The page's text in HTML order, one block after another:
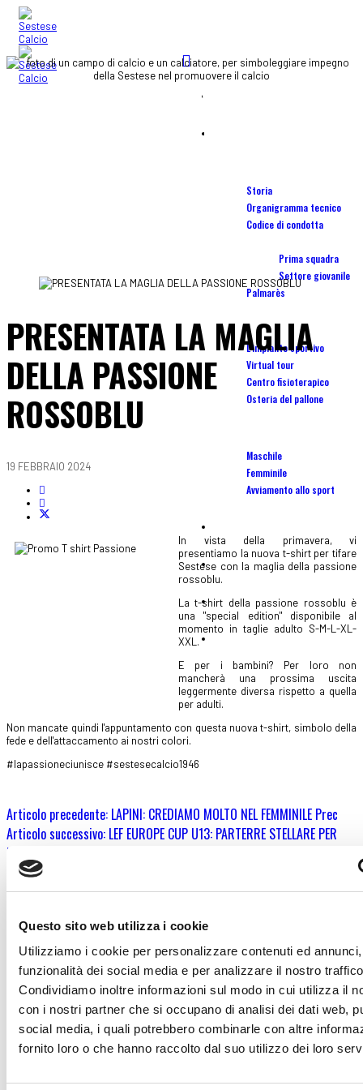
Questo sito web utilizza i cookie
Utilizziamo i cookie per personalizzare contenuti ed
funzionalità dei social media e per analizzare il nostro
Condividiamo inoltre informazioni sul modo in cui utilizza il
con i nostri partner che si occupano di analisi dei dati web,
social media, i quali potrebbero combinarle con altre
fornito loro o che hanno raccolto dal suo utilizzo dei loro
Storia
Organigramma tecnico
Codice di condotta
Prima squadra
Settore giovanile
Palmarès
Stadio Torrini
L'impianto sportivo
Virtual tour
Centro fisioterapico
Osteria del pallone
Maschile
Femminile
Avviamento allo sport
Affiliate
Centro tecnico portieri calcio
STADIO
OSTERIA DEL PALLONE
PRESENTATA LA MAGLIA
DELLA PASSIONE
ROSSOBLU
19 FEBBRAIO 2024
In vista della primavera, vi
presentiamo la nuova t-shirt per tifare
Sestese con la maglia della passione
rossoblu.
La t-shirt della passione rossoblu è
una "special edition" disponibile al
momento in taglie adulto S-M-L-XL-
XXL.
E per i bambini? Per loro non
mancherà una prossima uscita
leggermente diversa rispetto a quella
per adulti.
Non mancate quindi l'appuntamento con questa nuova t-shirt, simbolo della
fede e dell'attaccamento ai nostri colori.
#lapassioneciunisce #sestesecalcio1946
Articolo precedente: LAPINI: CREDIAMO MOLTO NEL FEMMINILE Prec
Articolo successivo: LEF EUROPE CUP U13: PARTERRE STELLARE PER
L'EDIZIONE 2024
Segui Sestese Calcio sui social media
fab
fa-
facebook-
square
fab
fa-
instagram
SESTESE CALCIO S.S.D ARL